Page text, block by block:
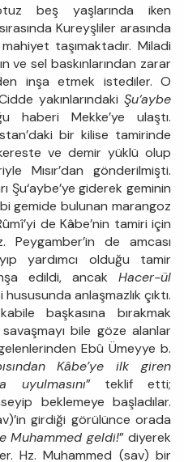
beş yaşlarında iken
Kureyşliler arasında
taşımaktadır. Miladi
ve sel baskınlarından zarar
inşa etmek istediler. O
yakınlarındaki Şu‘aybe
haberi Mekke’ye ulaştı.
bir kilise tamirinde
ve demir yüklü olup
Mısır’dan gönderilmişti.
Şu‘aybe’ye giderek geminin
gemide bulunan marangoz
de Kâbe’nin tamiri için
Peygamber’in de amcası
yardımcı olduğu tamir
edildi, ancak Hacer-ül
anlaşmazlık çıktı.
başkasına bırakmak
bile göze alanlar
Ebû Ümeyye b.
Kâbe’ye ilk giren
” teklif etti;
beklemeye başladılar.
girdiği görülünce orada
Muhammed geldi!” diyerek
Hz. Muhammed (sav) bir